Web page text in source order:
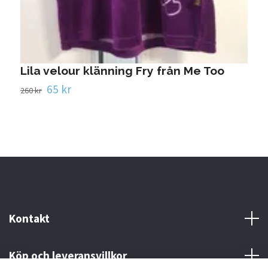
Lila velour klänning Fry från Me Too
260 kr 65 kr
Kontakt
Köp och leveransvillkor